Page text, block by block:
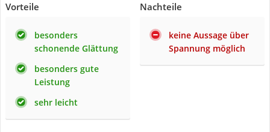
Vorteile
besonders
schonende Glättung
besonders gute
Leistung
sehr leicht
Nachteile
keine Aussage über
Spannung möglich